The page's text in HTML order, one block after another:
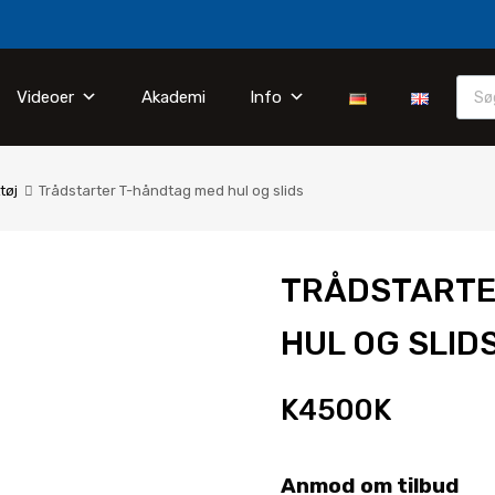
Videoer Akademi Info
Trådstarter T-håndtag med hul og slids
HUL OG
K4500K
Anmod om tilbud